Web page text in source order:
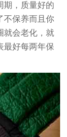
期，质量好的
不保养而且你
就会老化，就
最好每两年保